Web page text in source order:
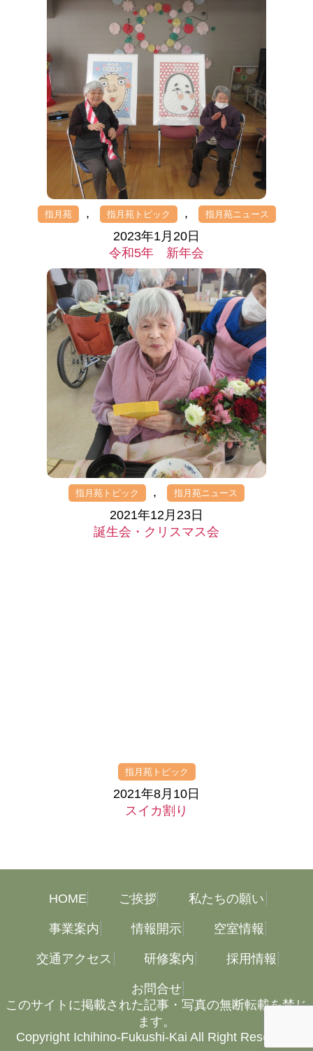
指月苑 , 指月苑トピック , 指月苑ニュース
2023年1月20日
令和5年 新年会
指月苑トピック , 指月苑ニュース
2021年12月23日
誕生会・クリスマス会
指月苑トピック
2021年8月10日
スイカ割り
HOME ご挨拶 私たちの願い
事業案内 情報開示 空室情報
交通アクセス 研修案内 採用情報
お問合せ
このサイトに掲載された記事・写真の無断転載を禁じ
ます。
Copyright Ichihino-Fukushi-Kai All Right Reserved.